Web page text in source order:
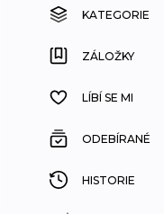
KATEGORIE
ZÁLOŽKY
HISTORIE
KATEGORIE
ZÁLOŽKY
LÍBÍ SE MI
ODEBÍRANÉ
HISTORIE